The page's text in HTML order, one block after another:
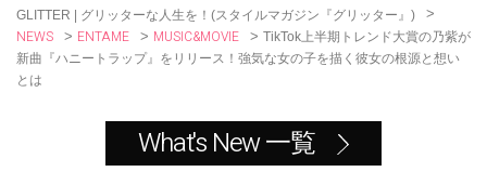
GLITTER | グリッターな人生を！(スタイルマガジン『グリッター』) >
NEWS > ENTAME > MUSIC&MOVIE > TikTok上半期トレンド大賞の乃紫が
新曲『ハニートラップ』をリリース！強気な女の子を描く彼女の根源と想い
とは
What's New 一覧